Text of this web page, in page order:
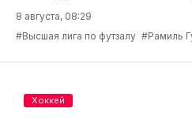
8 августа, 08:29
#Высшая лига по футзалу #Рамиль
Хоккей